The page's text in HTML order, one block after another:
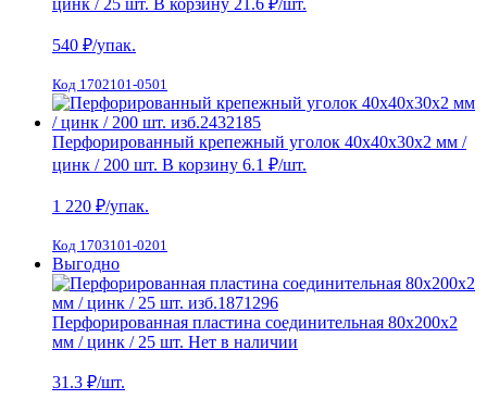
цинк / 25 шт. В корзину 21.6 ₽/шт.
540 ₽/упак.
Код 1702101-0501
Перфорированный крепежный уголок 40х40х30х2 мм /
цинк / 200 шт. В корзину 6.1 ₽/шт.
1 220 ₽/упак.
Код 1703101-0201
Выгодно
Перфорированная пластина соединительная 80х200х2
мм / цинк / 25 шт. Нет в наличии
31.3 ₽/шт.